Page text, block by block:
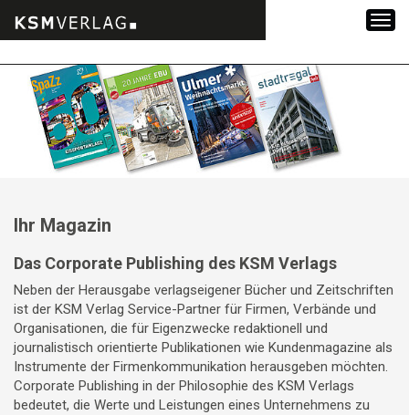
Inhalt
springen
Ihr Magazin
Das Corporate Publishing des KSM Verlags
Neben der Herausgabe verlagseigener Bücher und Zeitschriften
ist der KSM Verlag Service-Partner für Firmen, Verbände und
Organisationen, die für Eigenzwecke redaktionell und
journalistisch orientierte Publikationen wie Kundenmagazine als
Instrumente der Firmenkommunikation herausgeben möchten.
Corporate Publishing in der Philosophie des KSM Verlags
bedeutet, die Werte und Leistungen eines Unternehmens zu